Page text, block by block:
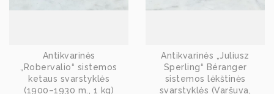
Antikvarinės
„Robervalio“ sistemos
ketaus svarstyklės
(1900–1930 m., 1 kg)
Antikvarinės „Juliusz
Sperling“ Béranger
sistemos lėkštinės
svarstyklės (Varšuva,